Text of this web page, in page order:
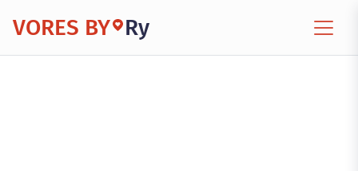
VORES BY Ry